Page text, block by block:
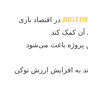
در اقتصاد بازی
آن کمک کند.
پروژه باعث می‌شود
به افزایش ارزش توکن